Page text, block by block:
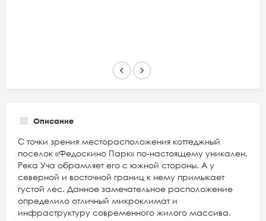
keyboard_arrow_left keyboard_arrow_right
Описание
С точки зрения месторасположения коттеджный
поселок «Федоскино Парк» по-настоящему уникален.
Река Уча обрамляет его с южной стороны. А у
северной и восточной границ к нему примыкает
густой лес. Данное замечательное расположение
определило отличный микроклимат и
инфраструктуру современного жилого массива.